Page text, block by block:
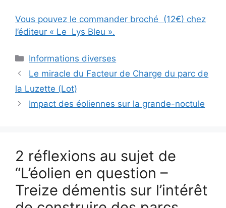
Vous pouvez le commander broché (12€) chez
l’éditeur « Le Lys Bleu ».
Catégories
Informations diverses
Le miracle du Facteur de Charge du parc de
la Luzette (Lot)
Impact des éoliennes sur la grande-noctule
2 réflexions au sujet de
“L’éolien en question –
Treize démentis sur l’intérêt